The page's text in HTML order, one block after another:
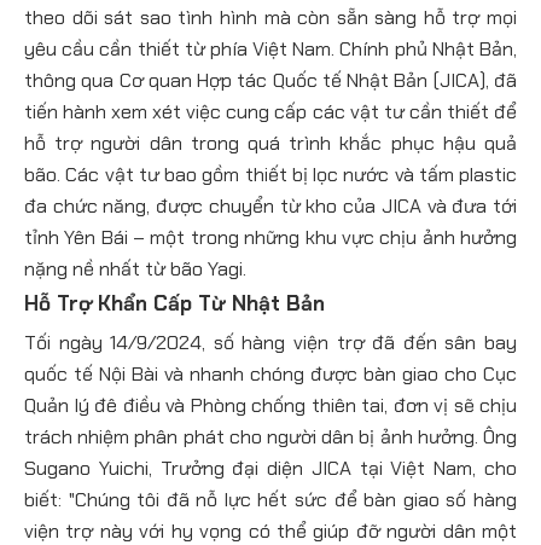
theo dõi sát sao tình hình mà còn sẵn sàng hỗ trợ mọi
yêu cầu cần thiết từ phía Việt Nam. Chính phủ Nhật Bản,
thông qua Cơ quan Hợp tác Quốc tế Nhật Bản (JICA), đã
tiến hành xem xét việc cung cấp các vật tư cần thiết để
hỗ trợ người dân trong quá trình khắc phục hậu quả
bão. Các vật tư bao gồm thiết bị lọc nước và tấm plastic
đa chức năng, được chuyển từ kho của JICA và đưa tới
tỉnh Yên Bái – một trong những khu vực chịu ảnh hưởng
nặng nề nhất từ bão Yagi.
Hỗ Trợ Khẩn Cấp Từ Nhật Bản
Tối ngày 14/9/2024, số hàng viện trợ đã đến sân bay
quốc tế Nội Bài và nhanh chóng được bàn giao cho Cục
Quản lý đê điều và Phòng chống thiên tai, đơn vị sẽ chịu
trách nhiệm phân phát cho người dân bị ảnh hưởng. Ông
Sugano Yuichi, Trưởng đại diện JICA tại Việt Nam, cho
biết: "Chúng tôi đã nỗ lực hết sức để bàn giao số hàng
viện trợ này với hy vọng có thể giúp đỡ người dân một